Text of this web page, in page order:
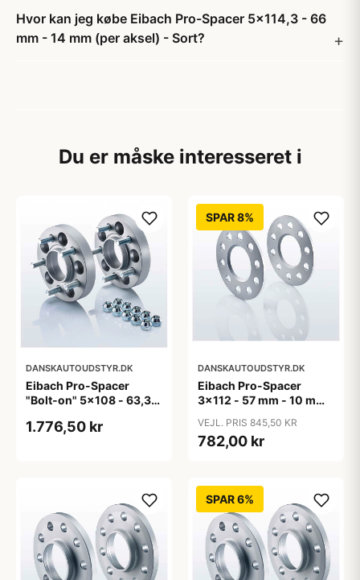
Hvor kan jeg købe Eibach Pro-Spacer 5x114,3 - 66
mm - 14 mm (per aksel) - Sort?
Du er måske interesseret i
DANSKAUTOUDSTYR.DK
Eibach Pro-Spacer
"Bolt-on" 5x108 - 63,3
1.776,50 kr
SPAR 8%
DANSKAUTOUDSTYR.DK
Eibach Pro-Spacer
3x112 - 57 mm - 10 mm
VEJL. PRIS 845,50 KR
782,00 kr
SPAR 6%